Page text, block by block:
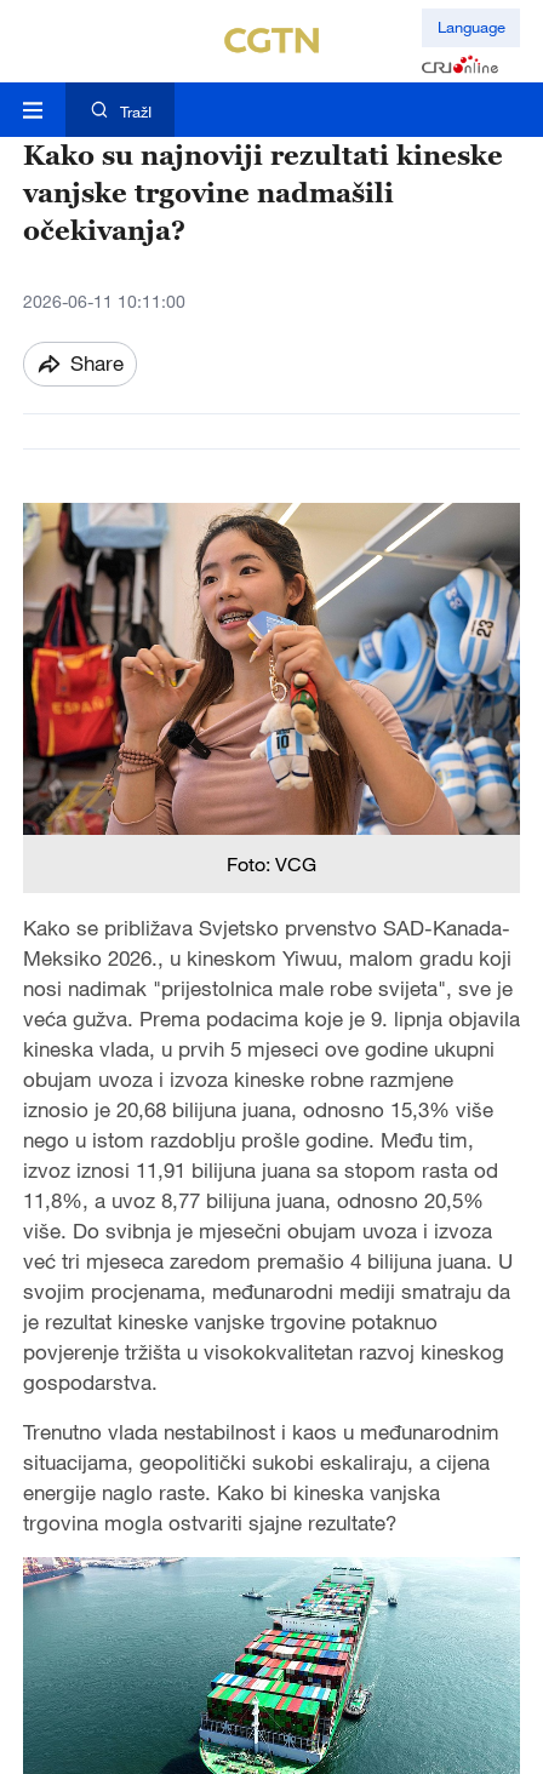
Language
TražI
Kako su najnoviji rezultati kineske
vanjske trgovine nadmašili
očekivanja?
2026-06-11 10:11:00
Share
Foto: VCG
Kako se približava Svjetsko prvenstvo SAD-Kanada-
Meksiko 2026., u kineskom Yiwuu, malom gradu koji
nosi nadimak "prijestolnica male robe svijeta", sve je
veća gužva. Prema podacima koje je 9. lipnja objavila
kineska vlada, u prvih 5 mjeseci ove godine ukupni
obujam uvoza i izvoza kineske robne razmjene
iznosio je 20,68 bilijuna juana, odnosno 15,3% više
nego u istom razdoblju prošle godine. Među tim,
izvoz iznosi 11,91 bilijuna juana sa stopom rasta od
11,8%, a uvoz 8,77 bilijuna juana, odnosno 20,5%
više. Do svibnja je mjesečni obujam uvoza i izvoza
već tri mjeseca zaredom premašio 4 bilijuna juana. U
svojim procjenama, međunarodni mediji smatraju da
je rezultat kineske vanjske trgovine potaknuo
povjerenje tržišta u visokokvalitetan razvoj kineskog
gospodarstva.
Trenutno vlada nestabilnost i kaos u međunarodnim
situacijama, geopolitički sukobi eskaliraju, a cijena
energije naglo raste. Kako bi kineska vanjska
trgovina mogla ostvariti sjajne rezultate?